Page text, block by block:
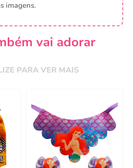
imagens.
vai adorar
PARA VER MAIS